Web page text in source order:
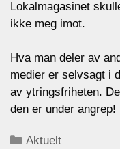
Lokalmagasinet
ikke meg imot.
Hva man deler av
medier er selvsagt i
av ytringsfriheten.
den er under angrep!
Categories
Aktuelt